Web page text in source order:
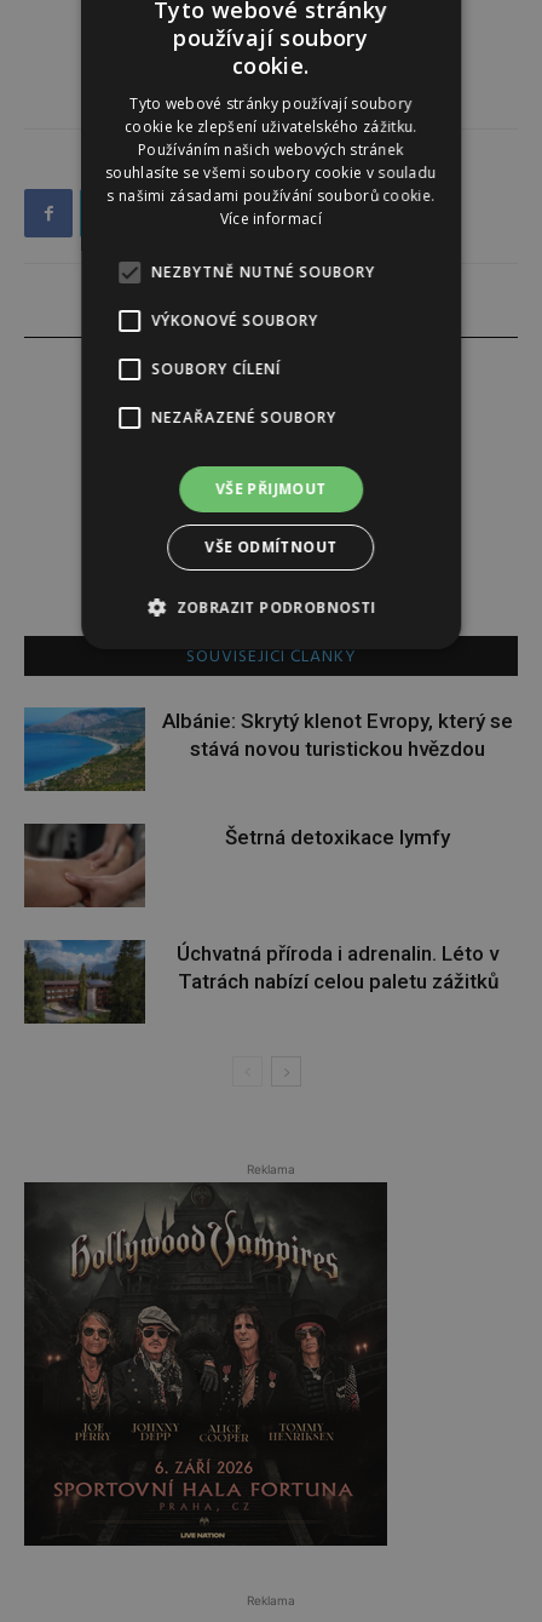
http://www.zdravivharmonii.cz
SOUVISEJÍCÍ ČLÁNKY
Albánie: Skrytý klenot Evropy, který se
stává novou turistickou hvězdou
Šetrná detoxikace lymfy
Úchvatná příroda i adrenalin. Léto v
Tatrách nabízí celou paletu zážitků
Reklama
Reklama
Tyto webové stránky
používají soubory
cookie.
Tyto webové stránky používají soubory
cookie ke zlepšení uživatelského zážitku.
Používáním našich webových stránek
souhlasíte se všemi soubory cookie v souladu
s našimi zásadami používání souborů cookie.
Více informací
NEZBYTNĚ NUTNÉ SOUBORY
VÝKONOVÉ SOUBORY
SOUBORY CÍLENÍ
NEZAŘAZENÉ SOUBORY
VŠE PŘIJMOUT
VŠE ODMÍTNOUT
ZOBRAZIT PODROBNOSTI